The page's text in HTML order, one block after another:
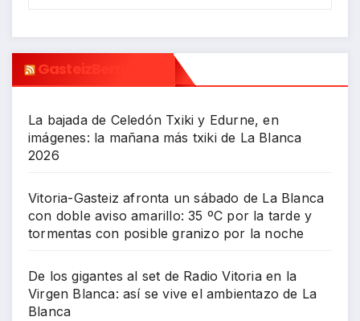
GasteizBerri.com
La bajada de Celedón Txiki y Edurne, en
imágenes: la mañana más txiki de La Blanca
2026
Vitoria-Gasteiz afronta un sábado de La Blanca
con doble aviso amarillo: 35 ºC por la tarde y
tormentas con posible granizo por la noche
De los gigantes al set de Radio Vitoria en la
Virgen Blanca: así se vive el ambientazo de La
Blanca